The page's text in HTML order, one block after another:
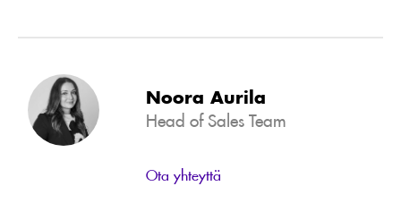
Noora Aurila
Head of Sales Team
Ota yhteyttä